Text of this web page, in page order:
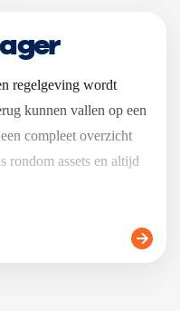
regelgeving wordt
kunnen vallen op een
compleet overzicht
rondom assets en altijd